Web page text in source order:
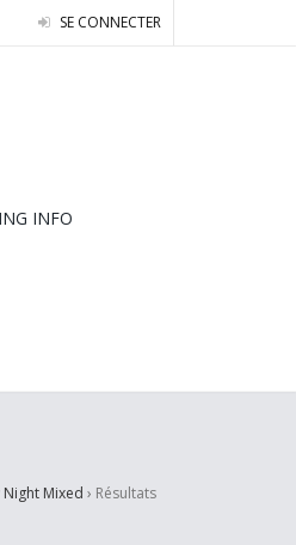
SE CONNECTER
INFO
Night Mixed › Résultats